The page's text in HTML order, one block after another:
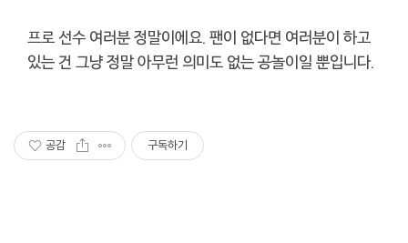
프로 선수 여러분 정말이에요. 팬이 없다면 여러분이 하고
있는 건 그냥 정말 아무런 의미도 없는 공놀이일 뿐입니다.
공감 구독하기